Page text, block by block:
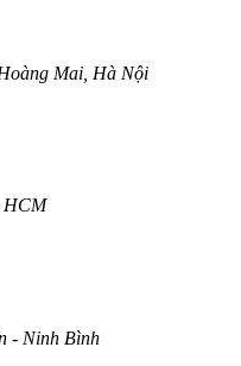
Mai, Hà Nội
HCM
- Ninh Bình